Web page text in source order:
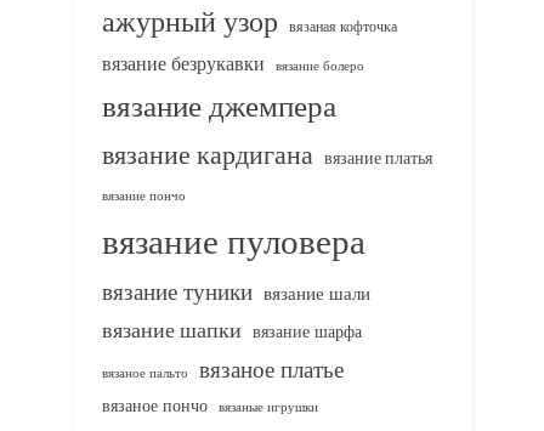
ажурный узор вязаная кофточка
вязание безрукавки вязание болеро
вязание джемпера
вязание кардигана вязание платья
вязание пончо
вязание пуловера
вязание туники вязание шали
вязание шапки вязание шарфа
вязаное пальто вязаное платье
вязаное пончо вязаные игрушки